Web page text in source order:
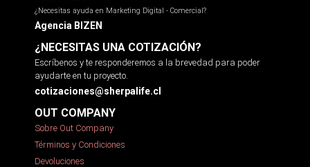
¿Necesitas ayuda en Marketing Digital - Comercial?
Agencia BIZEN
¿NECESITAS UNA COTIZACIÓN?
Escríbenos y te responderemos a la brevedad para poder
ayudarte en tu proyecto.
cotizaciones@sherpalife.cl
OUT COMPANY
Sobre Out Company
Términos y Condiciones
Devoluciones